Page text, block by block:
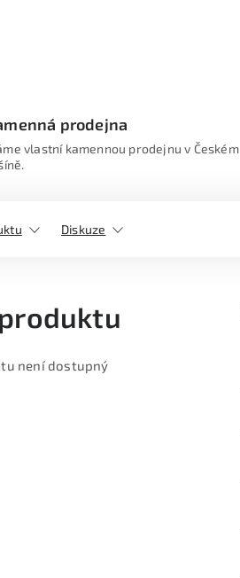
prodejna
vlastní kamennou prodejnu v Českém
Diskuze
není dostupný